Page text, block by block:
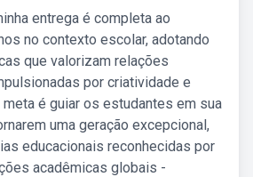
entrega é completa ao
no contexto escolar, adotando
que valorizam relações
por criatividade e
é guiar os estudantes em sua
uma geração excepcional,
educacionais reconhecidas por
acadêmicas globais -